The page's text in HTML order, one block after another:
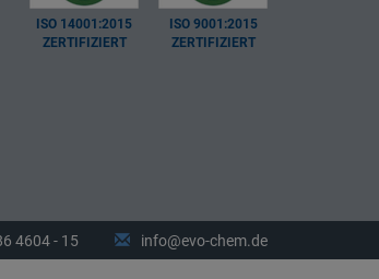
ISO 14001:2015
ZERTIFIZIERT
ISO 9001:2015
ZERTIFIZIERT
4604 - 15 info@evo-chem.de